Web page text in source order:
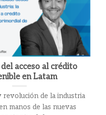
acceso al crédito
en Latam
revolución de la industria
manos de las nuevas